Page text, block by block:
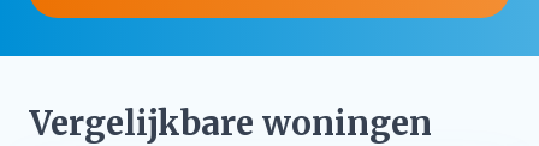
Vergelijkbare woningen